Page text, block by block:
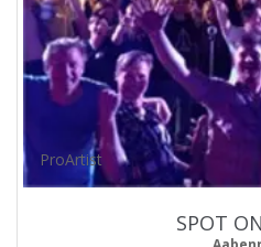
ProArtist
SPOT